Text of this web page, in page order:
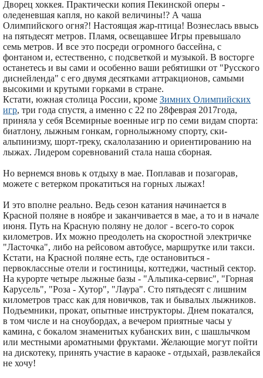
Дворец хоккея. Практически копия Пекинской оперы -
оледеневшая капля, но какой величины!? А чаша
Олимпийского огня?! Настоящая жар-птица! Вознеслась ввысь
на пятьдесят метров. Пламя, освещавшее Игры превышало
семь метров. И все это посреди огромного бассейна, с
фонтаном и, естественно, с подсветкой и музыкой. В восторге
останетесь и вы сами и особенно ваши ребятишки от "Русского
диснейленда" с его двумя десятками аттракционов, самыми
высокими и крутыми горками в стране.
Кстати, южная столица России, кроме Зимних Олимпийских
игр, три года спустя, а именно с 22 по 28феврая 2017года,
приняла у себя Всемирные военные игр по семи видам спорта:
биатлону, лыжным гонкам, горнолыжному спорту, ски-
альпинизму, шорт-треку, скалолазанию и ориентированию на
лыжах. Лидером соревнований стала наша сборная.
Но вернемся вновь к отдыху в мае. Поплавав и позагорав,
можете с ветерком прокатиться на горных лыжах!
И это вполне реально. Ведь сезон катания начинается в
Красной поляне в ноябре и заканчивается в мае, а то и в начале
июня. Путь на Красную поляну не долог - всего-то сорок
километров. Их можно преодолеть на скоростной электричке
"Ласточка", либо на рейсовом автобусе, маршрутке или такси.
Кстати, на Красной поляне есть, где остановиться -
первоклассные отели и гостиницы, коттеджи, частный сектор.
На курорте четыре лыжные базы - "Альпика-сервис", "Горная
Карусель", "Роза - Хутор", "Лаура". Сто пятьдесят с лишним
километров трасс как для новичков, так и бывалых лыжников.
Подъемники, прокат, опытные инструкторы. Днем покатался,
в том числе и на сноубордах, а вечером приятные часы у
камина, с бокалом знаменитых кубанских вин, с шашлычком
или местными ароматными фруктами. Желающие могут пойти
на дискотеку, принять участие в караоке - отдыхай, развлекайся
не хочу!